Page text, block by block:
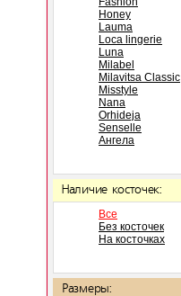
Honey
Lauma
Loca lingerie
Luna
Milabel
Milavitsa Classic
Misstyle
Nana
Orhideja
Senselle
Ангела
Наличие косточек:
Все
Без косточек
На косточках
Размеры: